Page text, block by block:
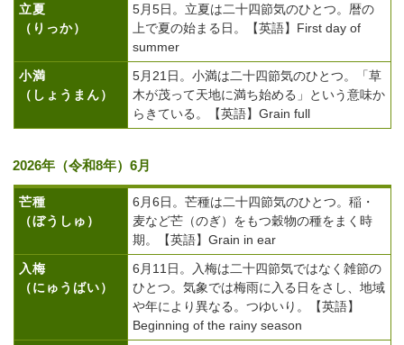
立夏
（りっか）
5月5日。立夏は二十四節気のひとつ。暦の
上で夏の始まる日。【英語】First day of
summer
小満
（しょうまん）
5月21日。小満は二十四節気のひとつ。「草
木が茂って天地に満ち始める」という意味か
らきている。【英語】Grain full
2026年（令和8年）6月
芒種
（ぼうしゅ）
6月6日。芒種は二十四節気のひとつ。稲・
麦など芒（のぎ）をもつ穀物の種をまく時
期。【英語】Grain in ear
入梅
（にゅうばい）
6月11日。入梅は二十四節気ではなく雑節の
ひとつ。気象では梅雨に入る日をさし、地域
や年により異なる。つゆいり。【英語】
Beginning of the rainy season